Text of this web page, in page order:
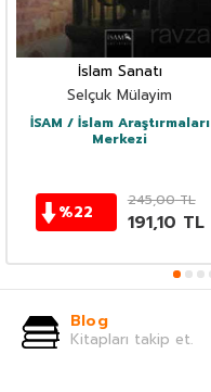
İslam Sanatı
Selçuk Mülayim
İSAM / İslam Araştırmaları
Merkezi
%22
245,00TL
191,10 TL
Blog
Kitapları takip et.